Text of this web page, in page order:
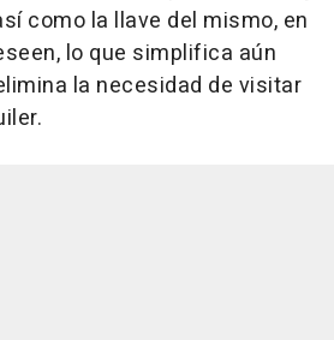
como la llave del mismo, en
lo que simplifica aún
la necesidad de visitar